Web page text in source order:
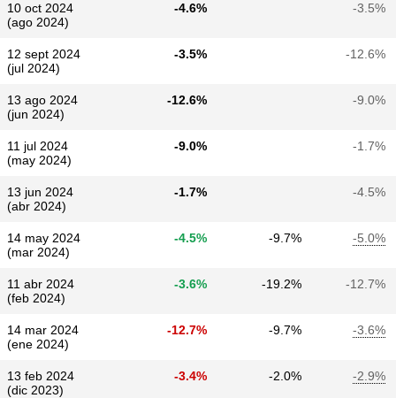
10 oct 2024
(ago 2024)
-4.6% -3.5%
12 sept 2024
(jul 2024)
-3.5% -12.6%
13 ago 2024
(jun 2024)
-12.6% -9.0%
11 jul 2024
(may 2024)
-9.0% -1.7%
13 jun 2024
(abr 2024)
-1.7% -4.5%
14 may 2024
(mar 2024)
-4.5% -9.7% -5.0%
11 abr 2024
(feb 2024)
-3.6% -19.2% -12.7%
14 mar 2024
(ene 2024)
-12.7% -9.7% -3.6%
13 feb 2024
(dic 2023)
-3.4% -2.0% -2.9%